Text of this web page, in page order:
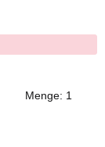
Menge: 1